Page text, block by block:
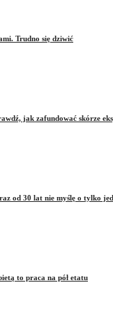
Trudno się dziwić
jak zafundować skórze
od 30 lat nie myślę o tylko
to praca na pół etatu